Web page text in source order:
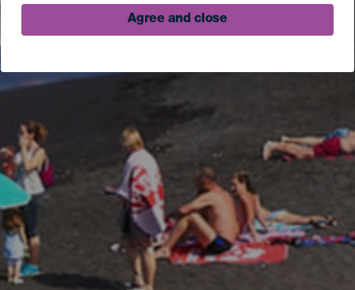
Agree and close